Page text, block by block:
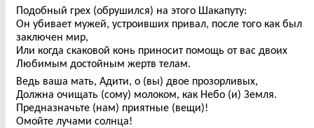
Подобный грех (обрушился) на этого Шакапуту:
Он убивает мужей, устроивших привал, после того как был
заключен мир,
Или когда скаковой конь приносит помощь от вас двоих
Любимым достойным жертв телам.
Ведь ваша мать, Адити, о (вы) двое прозорливых,
Должна очищать (сому) молоком, как Небо (и) Земля.
Предназначьте (нам) приятные (вещи)!
Омойте лучами солнца!